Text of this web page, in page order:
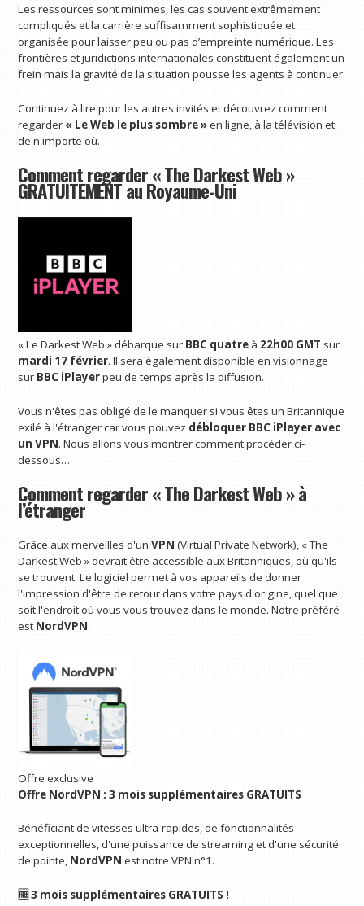
Les ressources sont minimes, les cas souvent extrêmement
compliqués et la carrière suffisamment sophistiquée et
organisée pour laisser peu ou pas d’empreinte numérique. Les
frontières et juridictions internationales constituent également un
frein mais la gravité de la situation pousse les agents à continuer.
Continuez à lire pour les autres invités et découvrez comment
regarder « Le Web le plus sombre »en ligne, à la télévision et
de n'importe où.
Comment regarder « The Darkest Web »
GRATUITEMENT au Royaume-Uni
« Le Darkest Web » débarque sur BBC quatre à 22h00 GMT sur
mardi 17 février. Il sera également disponible en visionnage
sur BBC iPlayerpeu de temps après la diffusion.
Vous n'êtes pas obligé de le manquer si vous êtes un Britannique
exilé à l'étranger car vous pouvez débloquer BBC iPlayer avec
un VPN. Nous allons vous montrer comment procéder ci-
dessous…
Comment regarder « The Darkest Web » à
l’étranger
Grâce aux merveilles d'un VPN (Virtual Private Network), « The
Darkest Web » devrait être accessible aux Britanniques, où qu'ils
se trouvent. Le logiciel permet à vos appareils de donner
l'impression d'être de retour dans votre pays d'origine, quel que
soit l'endroit où vous vous trouvez dans le monde. Notre préféré
est NordVPN.
Offre exclusive
Offre NordVPN : 3 mois supplémentaires GRATUITS
Bénéficiant de vitesses ultra-rapides, de fonctionnalités
exceptionnelles, d'une puissance de streaming et d'une sécurité
de pointe, NordVPN est notre VPN n°1.
🆓 3 mois supplémentaires GRATUITS !